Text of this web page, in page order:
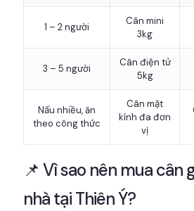
1 – 2 người
Cân mini
3kg
3 – 5 người
Cân điện tử
5kg
Nấu nhiều, ăn
theo công thức
Cân mặt
kính đa đơn
vị
📌 Vì sao nên mua cân
nhà tại Thiên Ý?